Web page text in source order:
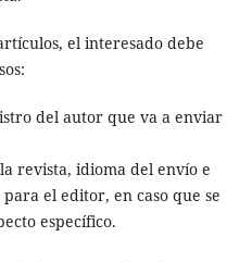
el interesado debe
del autor que va a enviar
revista, idioma del envío e
el editor, en caso que se
específico.